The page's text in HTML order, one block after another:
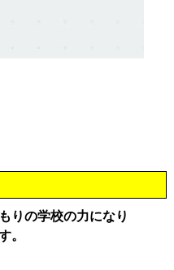
りの学校の力になり
。